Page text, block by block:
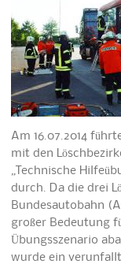
Am 16.07.2014
mit den
„Technische
durch. Da die drei
Bundesautobahn
großer Bedeutung
Übungsszenario
wurde ein